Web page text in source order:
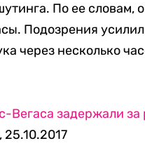
По ее словам,
Подозрения
через несколько
Вегаса задержали
25.10.2017